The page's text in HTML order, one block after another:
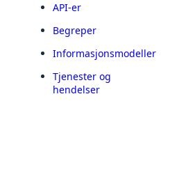
API-er
Begreper
Informasjonsmodeller
Tjenester og
hendelser